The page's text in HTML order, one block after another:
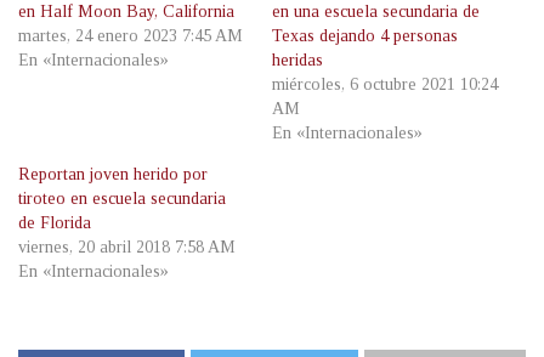
en Half Moon Bay, California
martes, 24 enero 2023 7:45 AM
En «Internacionales»
en una escuela secundaria de
Texas dejando 4 personas
heridas
miércoles, 6 octubre 2021 10:24
AM
En «Internacionales»
Reportan joven herido por
tiroteo en escuela secundaria
de Florida
viernes, 20 abril 2018 7:58 AM
En «Internacionales»